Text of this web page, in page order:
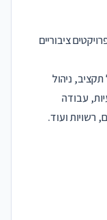
ציבוריים
ניהול
עבודה
רשויות ועוד.